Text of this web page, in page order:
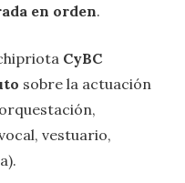
en orden.
CyBC
sobre la actuación
vestuario,